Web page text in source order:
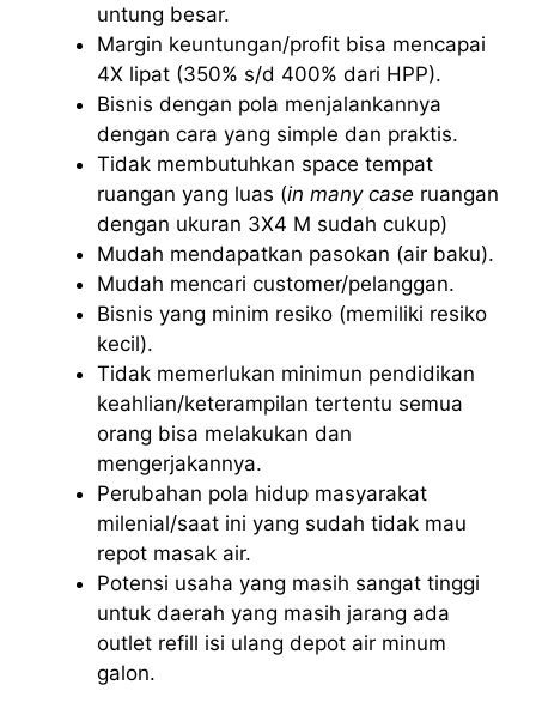
untung besar.
Margin keuntungan/profit bisa mencapai
4X lipat (350% s/d 400% dari HPP).
Bisnis dengan pola menjalankannya
dengan cara yang simple dan praktis.
Tidak membutuhkan space tempat
ruangan yang luas (in many case ruangan
dengan ukuran 3X4 M sudah cukup)
Mudah mendapatkan pasokan (air baku).
Mudah mencari customer/pelanggan.
Bisnis yang minim resiko (memiliki resiko
kecil).
Tidak memerlukan minimun pendidikan
keahlian/keterampilan tertentu semua
orang bisa melakukan dan
mengerjakannya.
Perubahan pola hidup masyarakat
milenial/saat ini yang sudah tidak mau
repot masak air.
Potensi usaha yang masih sangat tinggi
untuk daerah yang masih jarang ada
outlet refill isi ulang depot air minum
galon.